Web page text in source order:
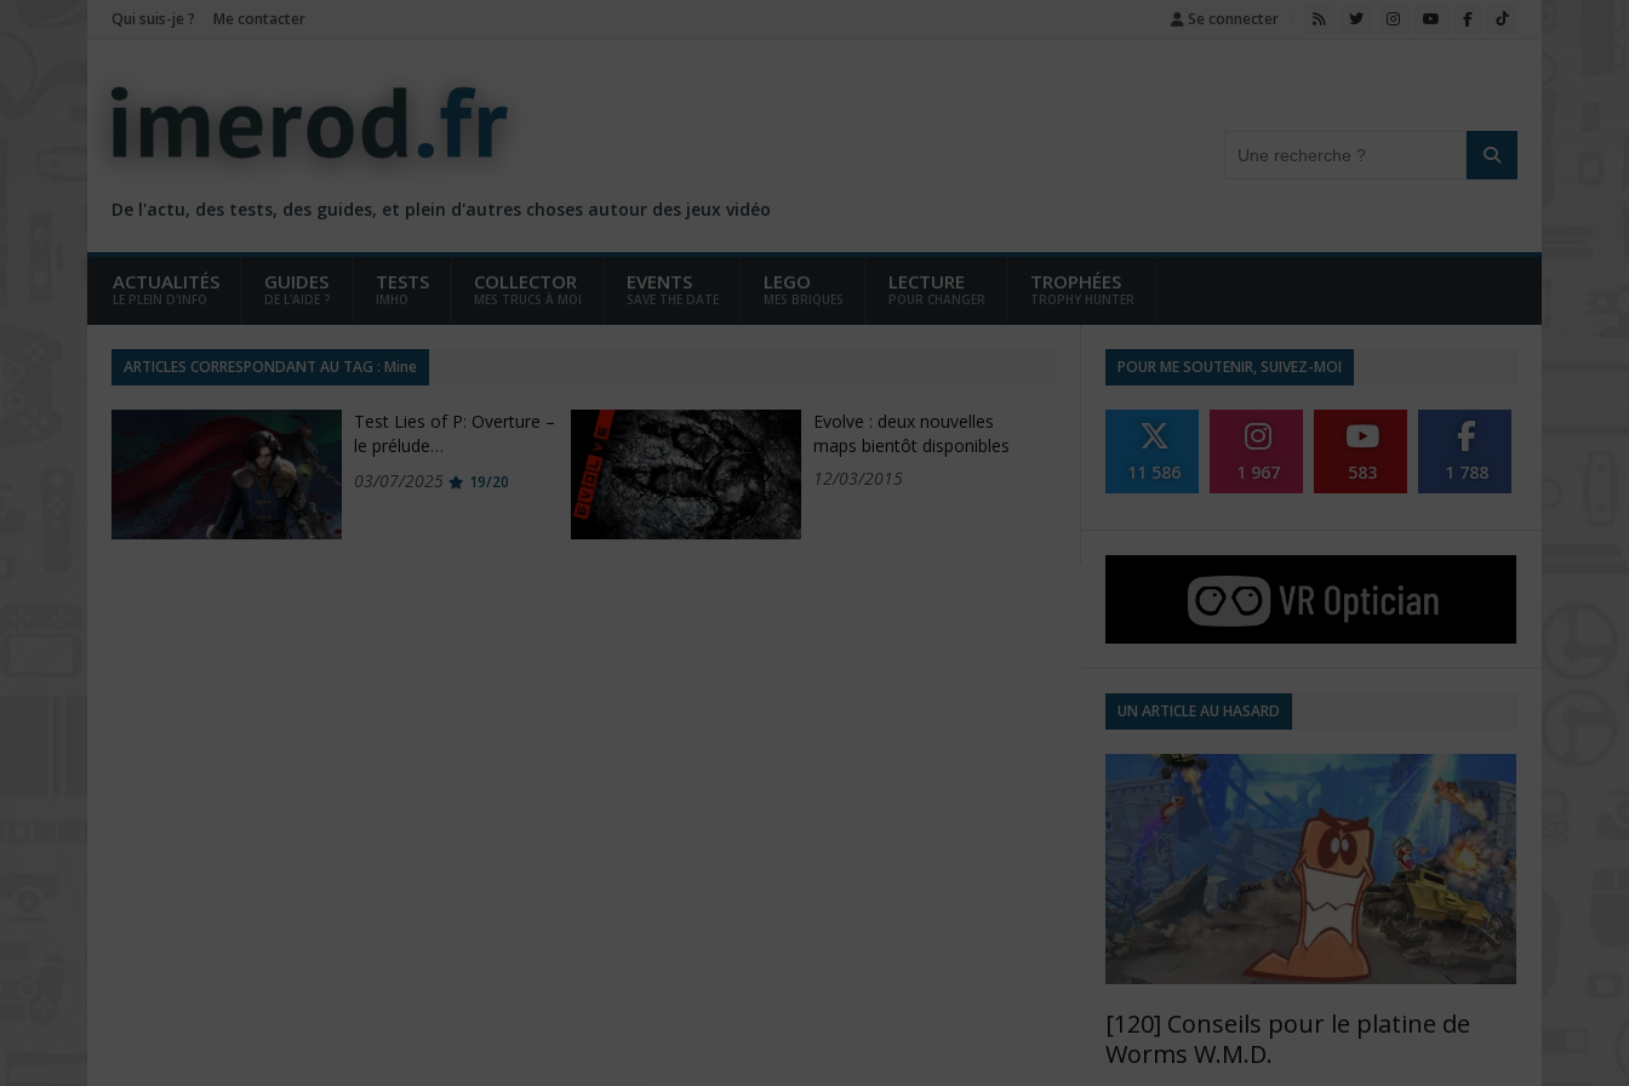
Qui suis-je ? Me contacter Se connecter
De l'actu, des tests, des guides, et plein d'autres choses autour des jeux vidéo
ACTUALITÉS
LE PLEIN D'INFO
GUIDES
DE L'AIDE ?
TESTS
IMHO
COLLECTOR
MES TRUCS À MOI
EVENTS
SAVE THE DATE
LEGO
MES BRIQUES
LECTURE
POUR CHANGER
TROPHÉES
TROPHY HUNTER
ARTICLES CORRESPONDANT AU TAG : Mine
Test Lies of P: Overture –
le prélude…
03/07/2025
19/20
Evolve : deux nouvelles
maps bientôt disponibles
12/03/2015
POUR ME SOUTENIR, SUIVEZ-MOI
11 586 1 967 583 1 788
UN ARTICLE AU HASARD
[120] Conseils pour le platine de
Worms W.M.D.